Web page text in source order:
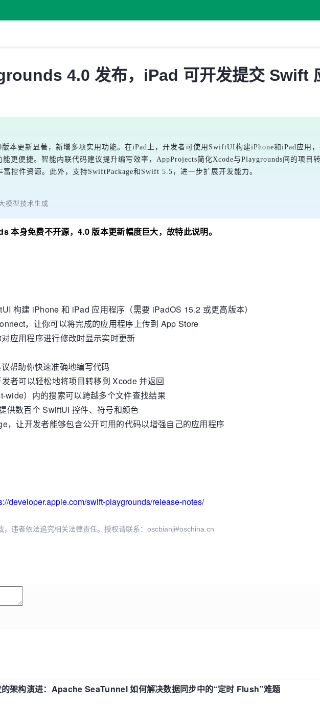
4.0 发布，iPad 可开发提交 Swift
本更新显著，新增多项实用功能。在iPad上，开发者可使用SwiftUI构建iPhone和iPad应用
更便捷。智能内联代码建议提升编写效率，AppProjects简化Xcode与Playgrounds间的项目
控件资源。此外，支持SwiftPackage和Swift 5.5，进一步扩展开发能力。
模型技术生成
本身免费不开源，4.0 版本更新幅度巨大，故特此说明。
构建 iPhone 和 iPad 应用程序（需要 iPadOS 15.2 或更高版本）
，让你可以将完成的应用程序上传到 App Store
应用程序进行修改时显示实时更新
帮助你快速准确地编写代码
者可以轻松地将项目转移到 Xcode 并返回
wide）内的搜索可以跨越多个文件查找结果
供数百个 SwiftUI 控件、符号和颜色
，让开发者能够包含公开可用的代码以增强自己的应用程序
developer.apple.com/swift-playgrounds/release-notes/
，违者依法追究相关法律责任。授权请联系：oscbianji#oschina.cn
架构演进：Apache SeaTunnel 如何解决数据同步中的“定时 Flush”难题